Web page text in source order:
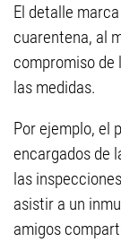
El detalle
cuarentena, al
compromiso de
las medidas.
Por ejemplo, el
encargados de
las
asistir a un
amigos